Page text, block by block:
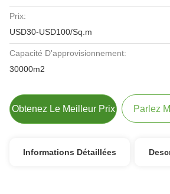
Prix:
USD30-USD100/Sq.m
Capacité D'approvisionnement:
30000m2
Obtenez Le Meilleur Prix Parlez
Informations Détaillées